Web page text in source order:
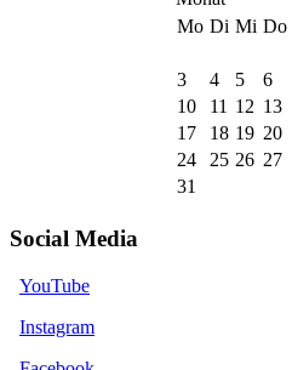
Mo Di Mi Do
3
4 5 6
10
11 12 13
17
18 19 20
24
25 26 27
31
Social Media
YouTube
Instagram